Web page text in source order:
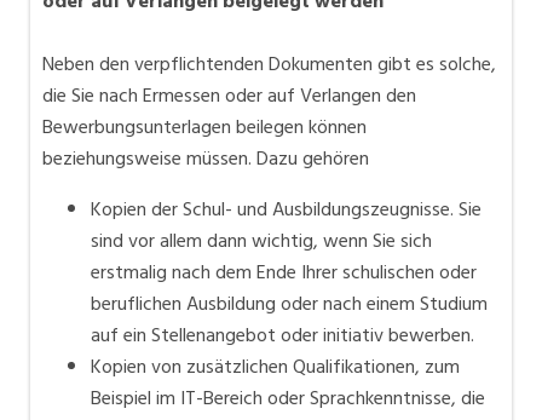
Neben den verpflichtenden Dokumenten gibt es solche,
die Sie nach Ermessen oder auf Verlangen den
Bewerbungsunterlagen beilegen können
beziehungsweise müssen. Dazu gehören
Kopien der Schul- und Ausbildungszeugnisse. Sie
sind vor allem dann wichtig, wenn Sie sich
erstmalig nach dem Ende Ihrer schulischen oder
beruflichen Ausbildung oder nach einem Studium
auf ein Stellenangebot oder initiativ bewerben.
Kopien von zusätzlichen Qualifikationen, zum
Beispiel im IT-Bereich oder Sprachkenntnisse, die